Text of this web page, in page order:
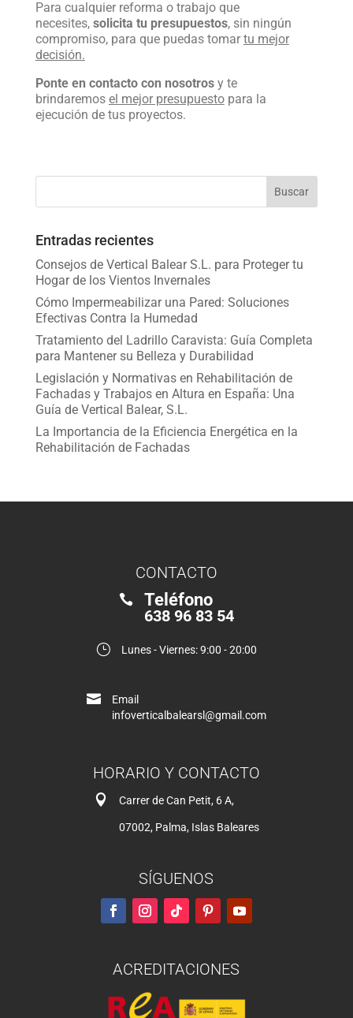
Para cualquier reforma o trabajo que
necesites, solicita tu presupuestos, sin ningún
compromiso, para que puedas tomar tu mejor
decisión.
Ponte en contacto con nosotrosy te
brindaremos el mejor presupuestopara la
ejecución de tus proyectos.
Entradas recientes
Consejos de Vertical Balear S.L. para Proteger tu
Hogar de los Vientos Invernales
Cómo Impermeabilizar una Pared: Soluciones
Efectivas Contra la Humedad
Tratamiento del Ladrillo Caravista: Guía Completa
para Mantener su Belleza y Durabilidad
Legislación y Normativas en Rehabilitación de
Fachadas y Trabajos en Altura en España: Una
Guía de Vertical Balear, S.L.
La Importancia de la Eficiencia Energética en la
Rehabilitación de Fachadas
CONTACTO
 Teléfono
638 96 83 54
} Lunes - Viernes: 9:00 - 20:00

Email
infoverticalbalearsl@gmail.com
HORARIO Y CONTACTO
 Carrer de Can Petit, 6 A,
07002, Palma, Islas Baleares
SÍGUENOS
ACREDITACIONES